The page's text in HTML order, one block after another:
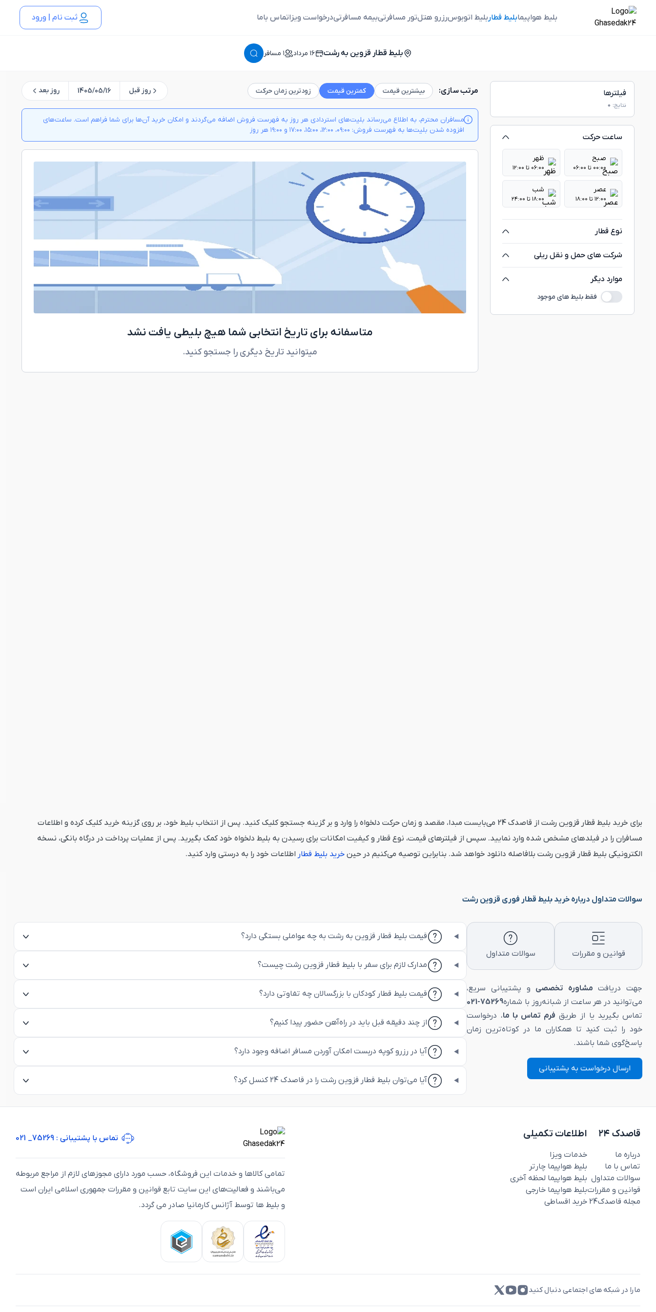
بلیط هواپیمابلیط قطاربلیط اتوبوسرزرو هتلتور مسافرتیبیمه مسافرتیدرخواست ویزاتماس باما ثبت نام | ورود
بلیط قطار قزوین به رشت ١٦ مرداد ١ مسافر
فیلترها
نتایج: 0
ساعت حرکت
صبح
۰۰:۰۰ تا ۰۶:۰۰
ظهر
۰۶:۰۰ تا ۱۲:۰۰
عصر
۱۲:۰۰ تا ۱۸:۰۰
شب
۱۸:۰۰ تا ۲۴:۰۰
نوع قطار
شرکت های حمل و نقل ریلی
موارد دیگر
فقط بلیط های موجود
مرتب سازی: بیشترین قیمت کمترین قیمت زودترین زمان حرکت روز قبل 1405/05/16 روز بعد
مسافران محترم، به اطلاع می‌رساند بلیت‌های استردادی هر روز به فهرست فروش اضافه می‌گردند و امکان خرید آن‌ها برای شما فراهم است. ساعت‌های
افزوده شدن بلیت‌ها به فهرست فروش: ۰۹:۰۰، ۱۲:۰۰، ۱۵:۰۰، ۱۷:۰۰ و ۱۹:۰۰ هر روز
متاسفانه برای تاریخ انتخابی شما هیچ بلیطی یافت نشد
میتوانید تاریخ دیگری را جستجو کنید.
برای خرید بلیط قطار قزوین رشت از قاصدک 24 می‌بایست مبدا، مقصد و زمان حرکت دلخواه را وارد و بر گزینه جستجو کلیک کنید. پس از انتخاب بلیط خود، بر روی گزینه خرید کلیک کرده و اطلاعات
مسافران را در فیلدهای مشخص شده وارد نمایید. سپس از فیلترهای قیمت، نوع قطار و کیفیت امکانات برای رسیدن به بلیط دلخواه خود کمک بگیرید. پس از عملیات پرداخت در درگاه بانکی، نسخه
الکترونیکی بلیط قطار قزوین رشت بلافاصله دانلود خواهد شد. بنابراین توصیه می‌کنیم در حین خرید بلیط قطار اطلاعات خود را به درستی وارد کنید.
سوالات متداول درباره خرید بلیط قطار فوری قزوین رشت
قوانین و مقررات سوالات متداول
جهت دریافت مشاوره تخصصی و پشتیبانی سریع،
می‌توانید در هر ساعت از شبانه‌روز با شماره75269-021
تماس بگیرید یا از طریق فرم تماس با ما، درخواست
خود را ثبت کنید تا همکاران ما در کوتاه‌ترین زمان
پاسخ‌گوی شما باشند.
ارسال درخواست به پشتیبانی
قیمت بلیط قطار قزوین به رشت به چه عواملی بستگی دارد؟
مدارک لازم برای سفر با بلیط قطار قزوین رشت چیست؟
قیمت بلیط قطار کودکان با بزرگسالان چه تفاوتی دارد؟
از چند دقیقه قبل باید در راه‌آهن حضور پیدا کنیم؟
آیا در رزرو کوپه دربست امکان آوردن مسافر اضافه وجود دارد؟
آیا می‌توان بلیط قطار قزوین رشت را در قاصدک 24 کنسل کرد؟
قاصدک ۲۴
درباره ما
تماس با ما
سوالات متداول
قوانین و مقررات
مجله قاصدک‌24
اطلاعات تکمیلی
خدمات ویزا
بلیط هواپیما چارتر
بلیط هواپیما لحظه آخری
بلیط هواپیما خارجی
خرید اقساطی
تماس با پشتیبانی : 75269_ 021
تمامی كالاها و خدمات اين فروشگاه، حسب مورد دارای مجوزهای لازم از مراجع مربوطه
می‌باشند و فعاليت‌های اين سايت تابع قوانين و مقررات جمهوری اسلامی ايران است
و بلیط ها توسط آژانس کارمانیا صادر می گردد.
مارا در شبکه های اجتماعی دنبال کنید